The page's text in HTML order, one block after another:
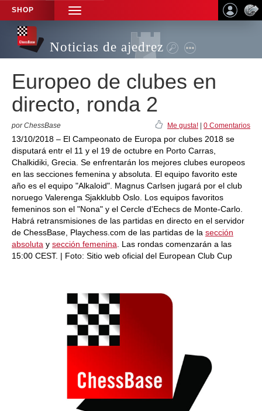
SHOP
TOGGLE
NAVIGATION
Noticias de ajedrez
Europeo de clubes en
directo, ronda 2
por ChessBase Me gusta! 0 Comentarios
13/10/2018 – El Campeonato de Europa por clubes 2018 se
disputará entr el 11 y el 19 de octubre en Porto Carras,
Chalkidiki, Grecia. Se enfrentarán los mejores clubes europeos
en las secciones femenina y absoluta. El equipo favorito este
año es el equipo "Alkaloid". Magnus Carlsen jugará por el club
noruego Valerenga Sjakklubb Oslo. Los equipos favoritos
femeninos son el "Nona" y el Cercle d'Echecs de Monte-Carlo.
Habrá retransmisiones de las partidas en directo en el servidor
de ChessBase, Playchess.com de las partidas de la sección
absoluta y sección femenina . Las rondas comenzarán a las
15:00 CEST. | Foto: Sitio web oficial del European Club Cup